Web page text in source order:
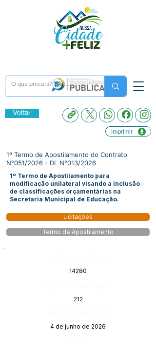
Voltar
Imprimir
1º Termo de Apostilamento do Contrato
N°051/2026 - DL N°013/2026
1º Termo de Apostilamento para
modificação unilateral visando a inclusão
de classificações orçamentárias na
Secretaria Municipal de Educação.
Licitações
Termo de Apostilamento
14280
212
4 de junho de 2026